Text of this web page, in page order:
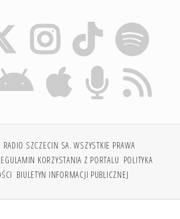
SZCZECIN SA. WSZYSTKIE PRAWA
KORZYSTANIA Z PORTALU POLITYKA
BIULETYN INFORMACJI PUBLICZNEJ